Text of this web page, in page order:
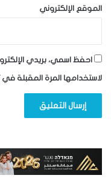
الموقع الإلكتروني
احفظ اسمي، بريدي
لاستخدامها المرة المقبلة